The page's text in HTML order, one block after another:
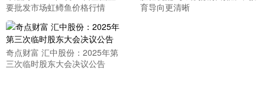
要批发市场虹鳟鱼价格行情
育导向更清晰
奇点财富 汇中股份：2025年第
三次临时股东大会决议公告